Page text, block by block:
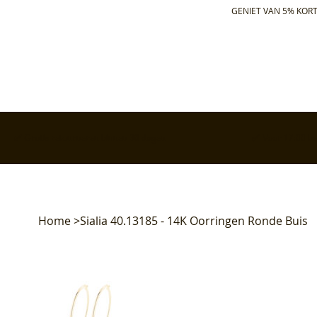
GENIET VAN 5%
Home>Sialia 40.13185 - 14K Oorringen Ronde Buis